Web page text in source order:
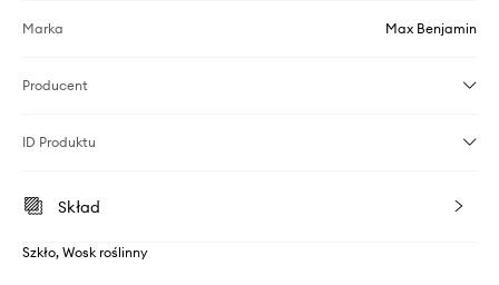
Marka Max Benjamin
Producent
ID Produktu
Skład
Szkło, Wosk roślinny